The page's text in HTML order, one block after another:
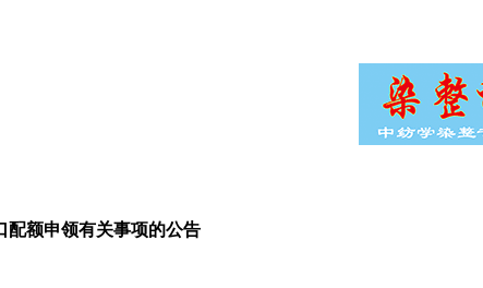
配额申领有关事项的公告